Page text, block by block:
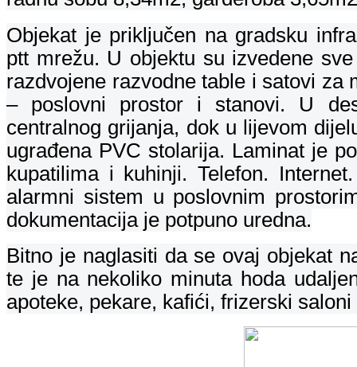
Objekat je priključen na gradsku
ptt mrežu. U objektu su izvedene
razdvojene razvodne table i satovi za
– poslovni prostor i stanovi. U
centralnog grijanja, dok u lijevom
ugrađena PVC stolarija. Laminat je
kupatilima i kuhinji. Telefon.
alarmni sistem u poslovnim
dokumentacija je potpuno uredna.
Bitno je naglasiti da se ovaj objekat
te je na nekoliko minuta hoda
apoteke, pekare, kafići, frizerski saloni